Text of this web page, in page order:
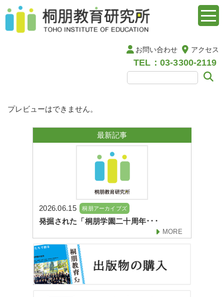
お問い合わせ アクセス
TEL：03-3300-2119
プレビューはできません。
最新記事
2026.06.15 桐朋アーカイブズ
発掘された「桐朋学園二十周年･･･
MORE